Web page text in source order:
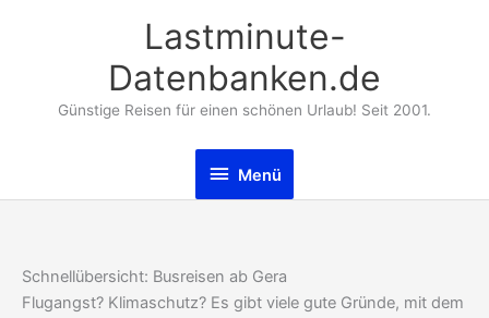
Lastminute-
Datenbanken.de
Günstige Reisen für einen schönen Urlaub! Seit 2001.
Menü
Menü
Schnellübersicht: Busreisen ab Gera
Flugangst? Klimaschutz? Es gibt viele gute Gründe, mit dem